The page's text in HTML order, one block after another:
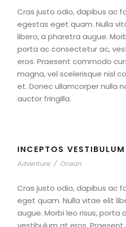
Cras justo odio, dapibus ac
egestas eget quam. Nulla
libero, a pharetra augue.
porta ac consectetur ac,
eros. Praesent commodo
magna, vel scelerisque nisl
et. Donec ullamcorper nulla
auctor fringilla.
INCEPTOS
Adventure / Ocean
Cras justo odio, dapibus ac
eget quam. Nulla vitae elit
augue. Morbi leo risus, porta